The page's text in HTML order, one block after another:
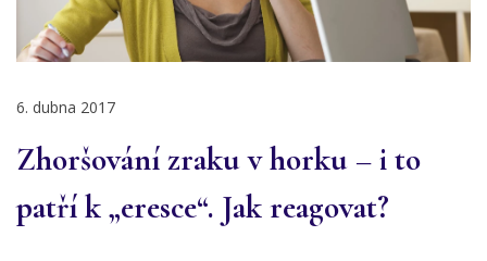
6. dubna 2017
Zhoršování zraku v horku – i to
patří k „eresce“. Jak reagovat?